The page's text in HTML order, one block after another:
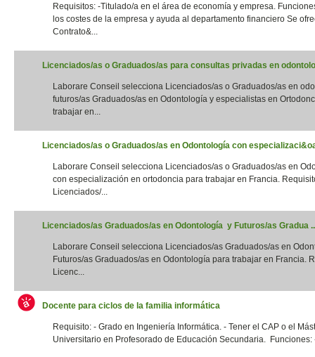
Requisitos: -Titulado/a en el área de economía y empresa.
los costes de la empresa y ayuda al departamento financiero Se
Contrato&...
Licenciados/as o Graduados/as para consultas privadas en
Laborare Conseil selecciona Licenciados/as o Graduados/as en
futuros/as Graduados/as en Odontología y especialistas en
trabajar en...
Licenciados/as o Graduados/as en Odontología con
Laborare Conseil selecciona Licenciados/as o Graduados/as en
con especialización en ortodoncia para trabajar en Francia.
Licenciados/...
Licenciados/as Graduados/as en Odontología y Futuros/as Gradua
Laborare Conseil selecciona Licenciados/as Graduados/as en
Futuros/as Graduados/as en Odontología para trabajar en Francia.
Licenc...
Docente para ciclos de la familia informática
Requisito: - Grado en Ingeniería Informática. - Tener el CAP o el
Universitario en Profesorado de Educación Secundaria. Funciones: